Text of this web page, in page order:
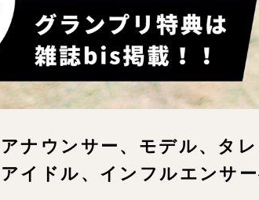
アナウンサー、モデル、タレ
アイドル、インフルエンサー